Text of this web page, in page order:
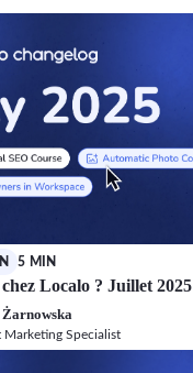
5 MIN
Localo ? Juillet 2025
Marketing Specialist